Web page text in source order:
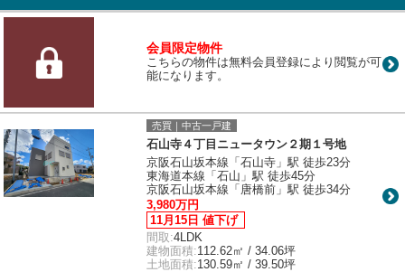
会員限定物件
こちらの物件は無料会員登録により閲覧が可
能になります。
売買｜中古一戸建
石山寺４丁目ニュータウン２期１号地
京阪石山坂本線「石山寺」駅 徒歩23分
東海道本線「石山」駅 徒歩45分
京阪石山坂本線「唐橋前」駅 徒歩34分
3,980万円
11月15日 値下げ
間取:4LDK
建物面積:112.62㎡ / 34.06坪
土地面積:130.59㎡ / 39.50坪